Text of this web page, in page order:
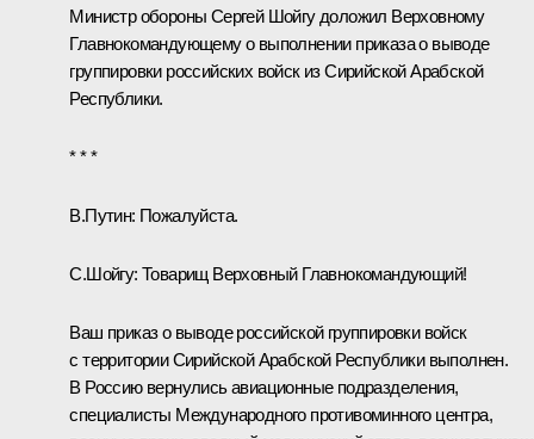
Министр обороны Сергей Шойгу доложил Верховному
Главнокомандующему о выполнении приказа о выводе
группировки российских войск из Сирийской Арабской
Республики.
* * *
В.Путин: Пожалуйста.
С.Шойгу: Товарищ Верховный Главнокомандующий!
Ваш приказ о выводе российской группировки войск
с территории Сирийской Арабской Республики выполнен.
В Россию вернулись авиационные подразделения,
специалисты Международного противоминного центра,